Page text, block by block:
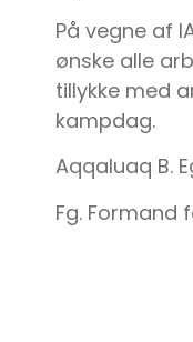
På vegne af
ønske alle
tillykke med
kampdag.
Aqqaluaq B.
Fg. Formand